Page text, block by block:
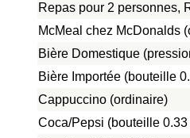
Repas pour 2 personnes,
McMeal chez McDonalds
Bière Domestique
Bière Importée (bouteille
Cappuccino (ordinaire)
Coca/Pepsi (bouteille 0.33